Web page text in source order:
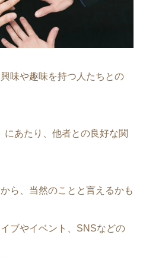
味や趣味を持つ人たちとの
にあたり、他者との良好な関
ら、当然のことと言えるかも
ブやイベント、SNSなどの